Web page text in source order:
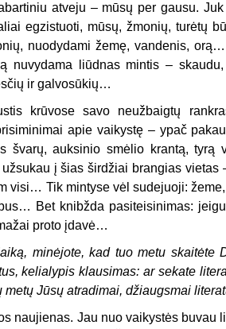
atveju – mūsų per gausu.
egzistuoti, mūsų, žmonių, turėtų
nuodydami žemę, vandenis,
nuvydama liūdnas mintis –
ir galvosūkių…
krūvose savo neužbaigtų
apie vaikystę – ypač
švarų, auksinio smėlio krantą, tyrą
į šias širdžiai brangias vietas
visi… Tik mintyse vėl sudejuoji:
Bet knibžda pasiteisinimas:
proto įdavė…
minėjote, kad tuo metu skaitėte
kelialypis klausimas: ar sekate
Jūsų atradimai, džiaugsmai
naujienas. Jau nuo vaikystės buvau